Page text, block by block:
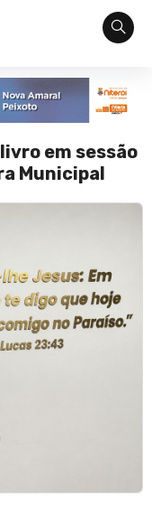
em sessão
Municipal